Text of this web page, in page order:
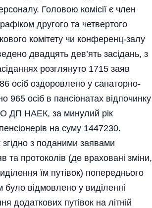
Головою комісії є член
другого та четвертого
комітету чи конференц-залу
двадцять дев’ять засідань, з
розглянуто 1715 заяв
осіб оздоровлено у санаторно-
осіб в пансіонатах відпочинку
ДП НАЕК, за минулий рік
на суму 1447230.
згідно з поданими заявами
та протоколів (де враховані зміни,
їм путівок) попереднього
було відмовлено у виділенні
додаткових путівок на літній